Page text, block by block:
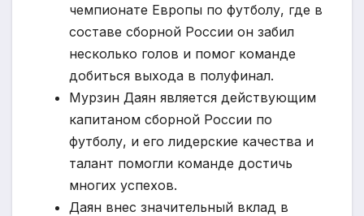
чемпионате Европы по футболу, где в
составе сборной России он забил
несколько голов и помог команде
добиться выхода в полуфинал.
Мурзин Даян является действующим
капитаном сборной России по
футболу, и его лидерские качества и
талант помогли команде достичь
многих успехов.
Даян внес значительный вклад в